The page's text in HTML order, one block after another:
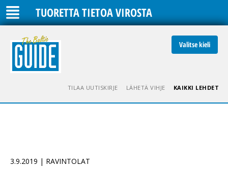
TUORETTA TIETOA VIROSTA
Valitse kieli
TILAA UUTISKIRJE LÄHETÄ VIHJE KAIKKI LEHDET
3.9.2019 | RAVINTOLAT